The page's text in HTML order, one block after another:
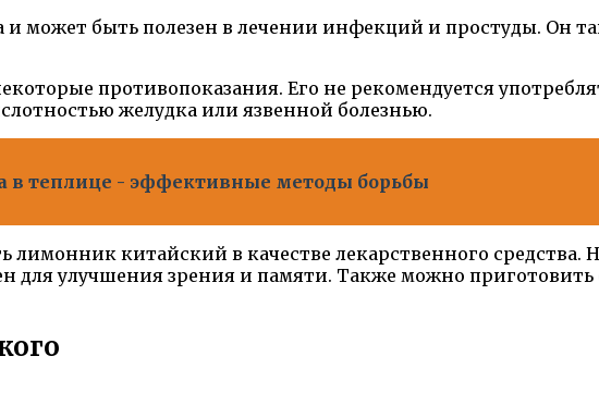
может быть полезен в лечении инфекций и простуды. Он
противопоказания. Его не рекомендуется
желудка или язвенной болезнью.
в теплице - эффективные методы борьбы
лимонник китайский в качестве лекарственного
для улучшения зрения и памяти. Также можно